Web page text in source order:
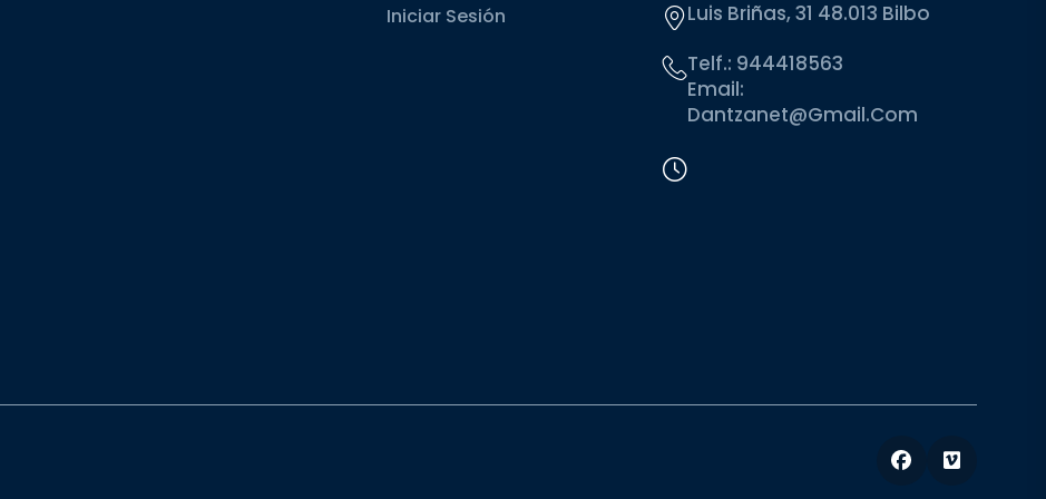
Iniciar Sesión
Luis Briñas, 31 48.013 Bilbo
Telf.: 944418563
Email:
Dantzanet@gmail.com
Facebook
Vimeo